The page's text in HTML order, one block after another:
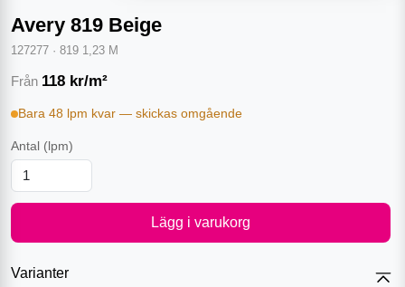
Avery 819 Beige
127277 · 819 1,23 M
Från 118 kr/m²
Bara 48 lpm kvar — skickas omgående
Antal (lpm)
Lägg i varukorg
Varianter